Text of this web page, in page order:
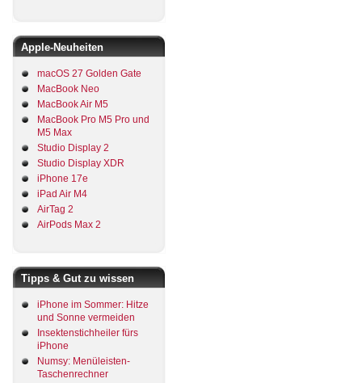
Apple-Neuheiten
macOS 27 Golden Gate
MacBook Neo
MacBook Air M5
MacBook Pro M5 Pro und
M5 Max
Studio Display 2
Studio Display XDR
iPhone 17e
iPad Air M4
AirTag 2
AirPods Max 2
Tipps & Gut zu wissen
iPhone im Sommer: Hitze
und Sonne vermeiden
Insektenstichheiler fürs
iPhone
Numsy: Menüleisten-
Taschenrechner